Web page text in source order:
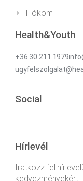
Fiókom
Health&Youth
+36 30 211
Social
Hírlevél
Iratkozz fel
kedvezményekért!